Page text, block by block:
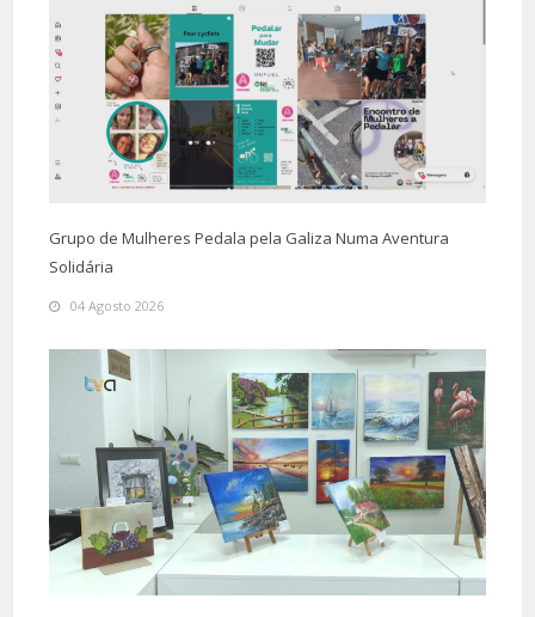
Grupo de Mulheres Pedala pela Galiza Numa Aventura
Solidária
04 Agosto 2026